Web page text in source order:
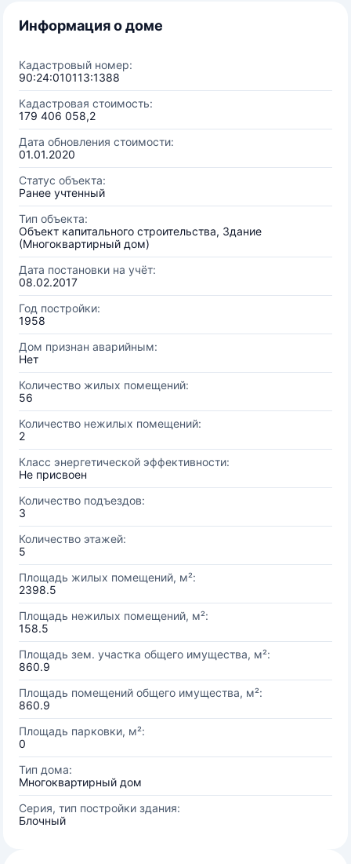
Информация о доме
Кадастровый номер:
90:24:010113:1388
Кадастровая стоимость:
179 406 058,2
Дата обновления стоимости:
01.01.2020
Статус объекта:
Ранее учтенный
Тип объекта:
Объект капитального строительства, Здание
(Многоквартирный дом)
Дата постановки на учёт:
08.02.2017
Год постройки:
1958
Дом признан аварийным:
Нет
Количество жилых помещений:
56
Количество нежилых помещений:
2
Класс энергетической эффективности:
Не присвоен
Количество подъездов:
3
Количество этажей:
5
Площадь жилых помещений, м²:
2398.5
Площадь нежилых помещений, м²:
158.5
Площадь зем. участка общего имущества, м²:
860.9
Площадь помещений общего имущества, м²:
860.9
Площадь парковки, м²:
0
Тип дома:
Многоквартирный дом
Серия, тип постройки здания:
Блочный